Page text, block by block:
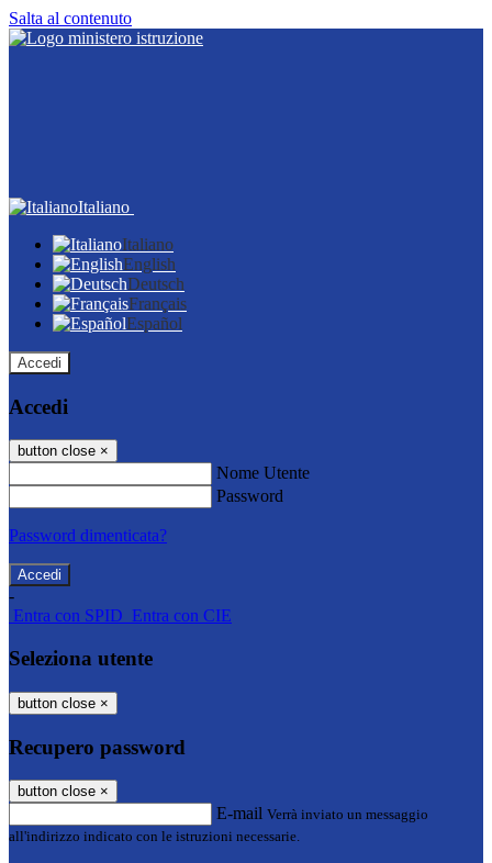
Salta al contenuto
Italiano
Italiano
English
Deutsch
Français
Español
Accedi
Accedi
button close ×
Nome Utente
Password
Password dimenticata?
-
Entra con SPID Entra con CIE
Seleziona utente
button close ×
Recupero password
button close ×
E-mail Verrà inviato un messaggio
all'indirizzo indicato con le istruzioni necessarie.